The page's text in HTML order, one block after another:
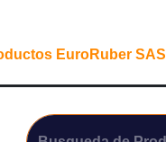
EuroRuber SAS